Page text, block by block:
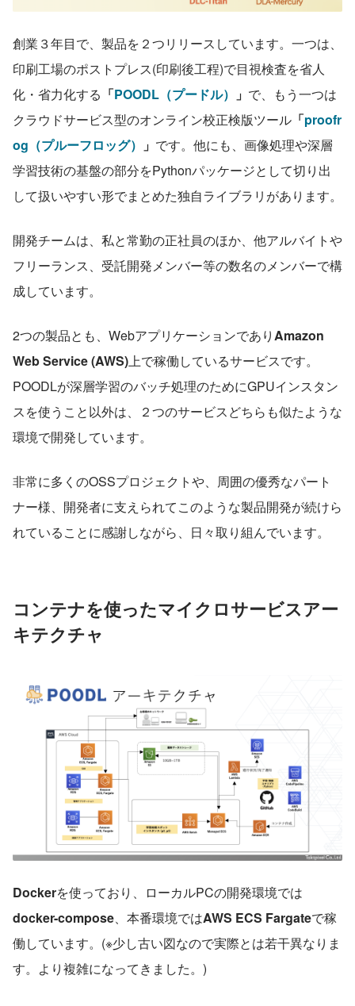
創業３年目で、製品を２つリリースしています。一つは、
印刷工場のポストプレス(印刷後工程)で目視検査を省人
化・省力化する 「POODL（プードル） 」 で、もう一つは
クラウドサービス型のオンライン校正検版ツール 「proofr
og（プルーフロッグ）
」 です。他にも、画像処理や深層
学習技術の基盤の部分をPythonパッケージとして切り出
して扱いやすい形でまとめた独自ライブラリがあります。
開発チームは、私と常勤の正社員のほか、他アルバイトや
フリーランス、受託開発メンバー等の数名のメンバーで構
成しています。
2つの製品とも、WebアプリケーションでありAmazon
Web Service (AWS)上で稼働しているサービスです。
POODLが深層学習のバッチ処理のためにGPUインスタン
スを使うこと以外は、２つのサービスどちらも似たような
環境で開発しています。
非常に多くのOSSプロジェクトや、周囲の優秀なパート
ナー様、開発者に支えられてこのような製品開発が続けら
れていることに感謝しながら、日々取り組んでいます。
コンテナを使ったマイクロサービスアー
キテクチャ
Dockerを使っており、ローカルPCの開発環境では
docker-compose、本番環境ではAWS ECS Fargateで稼
働しています。(※少し古い図なので実際とは若干異なりま
す。より複雑になってきました。)